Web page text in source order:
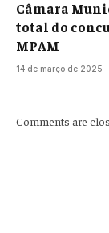
Câmara
total do
MPAM
14 de março de 2025
Comments are